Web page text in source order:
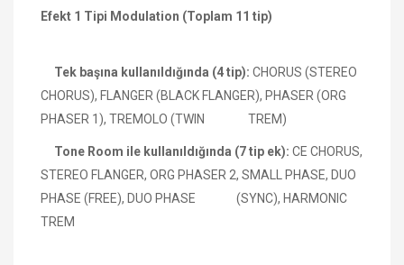
Efekt 1 Tipi Modulation (Toplam 11 tip)
Tek başına kullanıldığında (4 tip): CHORUS (STEREO
CHORUS), FLANGER (BLACK FLANGER), PHASER (ORG
PHASER 1), TREMOLO (TWIN TREM)
Tone Room ile kullanıldığında (7 tip ek): CE CHORUS,
STEREO FLANGER, ORG PHASER 2, SMALL PHASE, DUO
PHASE (FREE), DUO PHASE (SYNC), HARMONIC
TREM